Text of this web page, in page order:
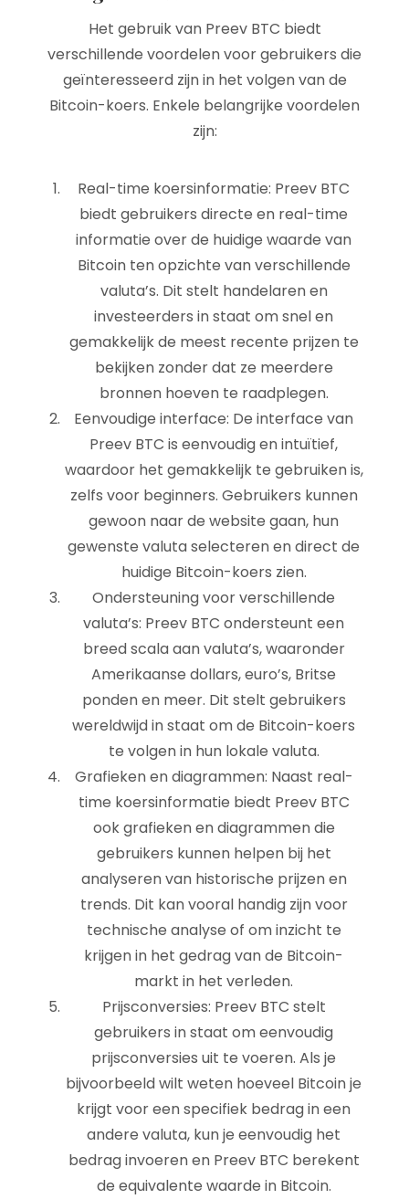
Het gebruik van Preev BTC biedt
verschillende voordelen voor gebruikers die
geïnteresseerd zijn in het volgen van de
Bitcoin-koers. Enkele belangrijke voordelen
zijn:
Real-time koersinformatie: Preev BTC
biedt gebruikers directe en real-time
informatie over de huidige waarde van
Bitcoin ten opzichte van verschillende
valuta’s. Dit stelt handelaren en
investeerders in staat om snel en
gemakkelijk de meest recente prijzen te
bekijken zonder dat ze meerdere
bronnen hoeven te raadplegen.
Eenvoudige interface: De interface van
Preev BTC is eenvoudig en intuïtief,
waardoor het gemakkelijk te gebruiken is,
zelfs voor beginners. Gebruikers kunnen
gewoon naar de website gaan, hun
gewenste valuta selecteren en direct de
huidige Bitcoin-koers zien.
Ondersteuning voor verschillende
valuta’s: Preev BTC ondersteunt een
breed scala aan valuta’s, waaronder
Amerikaanse dollars, euro’s, Britse
ponden en meer. Dit stelt gebruikers
wereldwijd in staat om de Bitcoin-koers
te volgen in hun lokale valuta.
Grafieken en diagrammen: Naast real-
time koersinformatie biedt Preev BTC
ook grafieken en diagrammen die
gebruikers kunnen helpen bij het
analyseren van historische prijzen en
trends. Dit kan vooral handig zijn voor
technische analyse of om inzicht te
krijgen in het gedrag van de Bitcoin-
markt in het verleden.
Prijsconversies: Preev BTC stelt
gebruikers in staat om eenvoudig
prijsconversies uit te voeren. Als je
bijvoorbeeld wilt weten hoeveel Bitcoin je
krijgt voor een specifiek bedrag in een
andere valuta, kun je eenvoudig het
bedrag invoeren en Preev BTC berekent
de equivalente waarde in Bitcoin.